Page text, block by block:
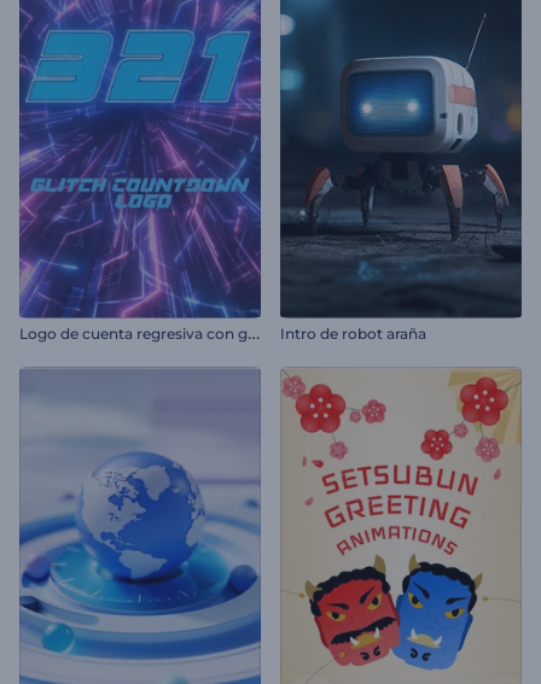
L
ogo de cuenta regresiva con glitch Intro de robot araña